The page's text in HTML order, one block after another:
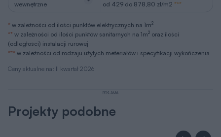
Ceny aktualne na: II kwartał 2026
wewnętrzne
od 429 do 878,80 zł/m2 ***
* w zależności od ilości punktów elektrycznych na 1m2
** w zależności od ilości punktów sanitarnych na 1m2 oraz ilości
(odległości) instalacji rurowej
*** w zależności od rodzaju użytych meteriałów i specyfikacji wykończenia
REKLAMA
Projekty podobne